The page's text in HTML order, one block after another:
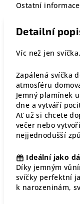
Ostatní informace
Detailní
Víc než jen
Zapálená svíčka
atmosféru
Jemný plamínek
dne a vytváří
Ať už si chcete
večer nebo
nejjednodušší
Ideální jako
Díky jemným
svíčky perfektní
k narozeninám,